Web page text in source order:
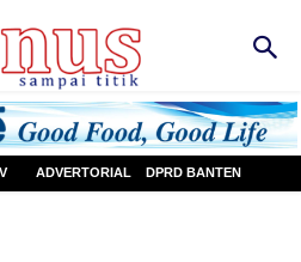
ADVERTORIAL DPRD BANTEN